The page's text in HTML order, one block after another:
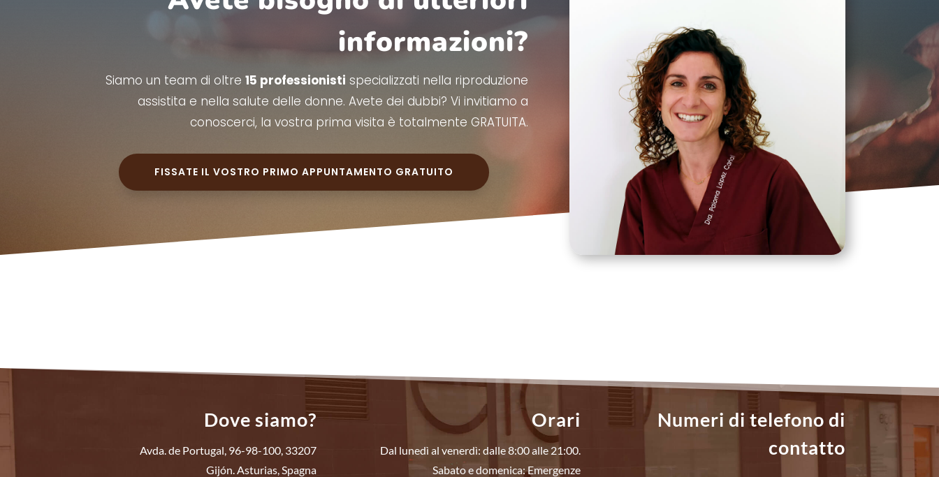
informazioni?
Siamo un team di oltre 15 professionisti specializzati nella riproduzione
assistita e nella salute delle donne. Avete dei dubbi? Vi invitiamo a
conoscerci, la vostra prima visita è totalmente GRATUITA.
FISSATE IL VOSTRO PRIMO APPUNTAMENTO GRATUITO
Dove siamo?
Avda. de Portugal, 96-98-100, 33207
Gijón. Asturias, Spagna
Orari
Dal lunedì al venerdì: dalle 8:00 alle 21:00.
Sabato e domenica: Emergenze
Numeri di telefono di
contatto